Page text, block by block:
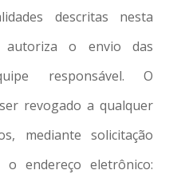
descritas nesta
autoriza o envio das
responsável. O
revogado a qualquer
mediante solicitação
endereço eletrônico: